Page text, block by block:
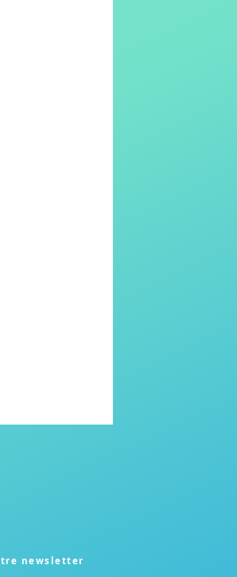
newsletter